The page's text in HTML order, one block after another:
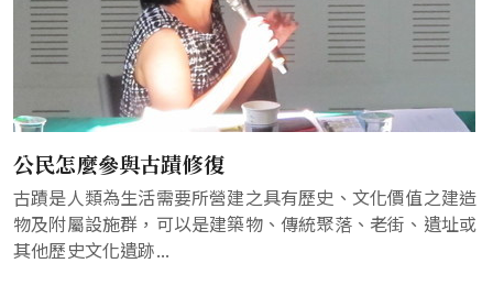
公民怎麼參與古蹟修復
古蹟是人類為生活需要所營建之具有歷史、文化價值之建造
物及附屬設施群，可以是建築物、傳統聚落、老街、遺址或
其他歷史文化遺跡...